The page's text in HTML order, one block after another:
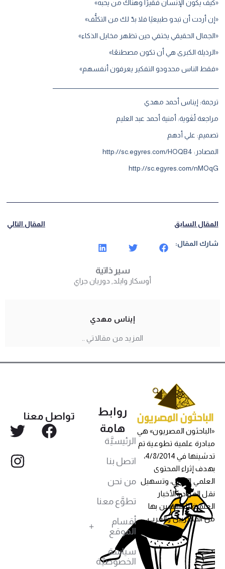
«كيف يكون الإنسان فقيرًا وهناك من يحبه»
«إن أردت أن تبدو طبيعيًا فلا بدّ لك من التكلُّف»
«الجمال الحقيقي يختفي حين تظهر مخايل الذكاء»
«الرذيلة الكبرى هي أن تكون مصطنعًا»
«فقط الناس محدودو التفكير يعرفون أنفسهم»
ترجمة: إيناس أحمد مهدي
مراجعة لُغَوية: أمنية أحمد عبد العليم
تصميم: علي أدهم
المصادر: http://sc.egyres.com/HOQB4
http://sc.egyres.com/nMOqG
المقال السابق المقال التالي
شارك المقال:
سير ذاتية
أوسكار وايلد دوريان جراي
إيناس مهدي
المزيد من مقالاتي ..
«الباحثون المصريون» هي
مبادرة علمية تطوعية تم
تدشينها في 4/8/2014،
بهدف إثراء المحتوى
العلمي العربي، وتسهيل
نقل المواد والأخبار
العلمية للمهتمين بها
من المصريين والعرب،
روابط
هامة
الرئيسيَّة
اتصل بنا
من نحن
تطوَّع معنا
أقسام
الموقع
سياسة
الخصوصيَّة
تواصل معنا